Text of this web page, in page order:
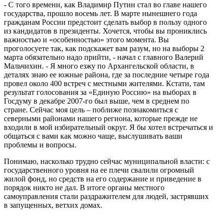
- С того времени, как Владимир Путин стал во главе нашего
государства, прошло восемь лет. В марте нынешнего года
гражданам России предстоит сделать выбор в пользу одного
из кандидатов в президенты. Хочется, чтобы вы прониклись
важностью и «особенностью» этого момента. Вы
проголосуете так, как подскажет вам разум, но на выборы 2
марта обязательно надо прийти, - начал с главного Валерий
Мальчихин. - Я много езжу по Архангельской области, в
деталях знаю ее южные района, где за последние четыре года
провел около 400 встреч с местными жителями. Кстати, там
результат голосования за «Единую Россию» на выборах в
Госдуму в декабре 2007-го был выше, чем в среднем по
стране. Сейчас моя цель – поближе познакомиться с
северными районами нашего региона, которые прежде не
входили в мой избирательный округ. Я бы хотел встречаться и
общаться с вами как можно чаще, выслушивать ваши
проблемы и вопросы.
Понимаю, насколько трудно сейчас муниципальной власти: с
государственного уровня на ее плечи свалили огромный
жилой фонд, но средств на его содержание и приведение в
порядок никто не дал. В итоге органы местного
самоуправления стали раздражителем для людей, застрявших
в запущенных, ветхих домах.